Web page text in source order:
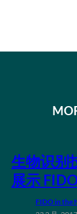
生物识别
展示
FIDO in the